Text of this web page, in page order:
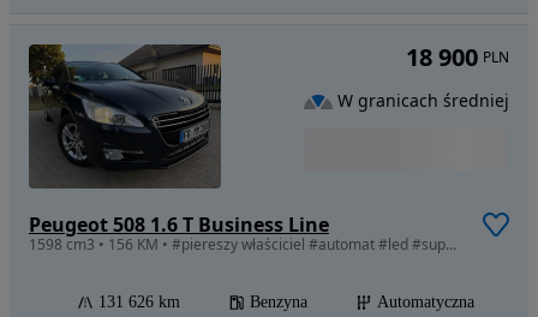
Peugeot 508 1.6 T Business Line
1598 cm3 • 156 KM • #piereszy właściciel #automat #led #super wyposzczenie #serwis
131 626 km Benzyna
Automatyczna
18 900 PLN
W granicach średniej